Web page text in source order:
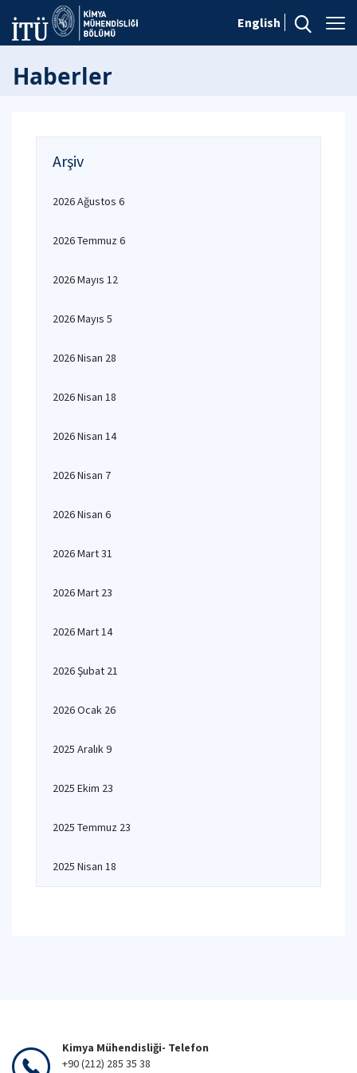
English
Haberler
Arşiv
2026 Ağustos 6
2026 Temmuz 6
2026 Mayıs 12
2026 Mayıs 5
2026 Nisan 28
2026 Nisan 18
2026 Nisan 14
2026 Nisan 7
2026 Nisan 6
2026 Mart 31
2026 Mart 23
2026 Mart 14
2026 Şubat 21
2026 Ocak 26
2025 Aralık 9
2025 Ekim 23
2025 Temmuz 23
2025 Nisan 18
Kimya Mühendisliği- Telefon
+90 (212) 285 35 38